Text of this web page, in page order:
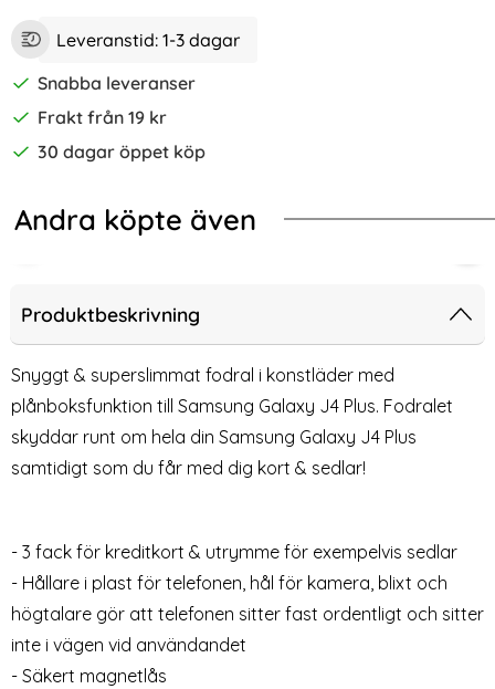
Leveranstid: 1-3 dagar
Snabba leveranser
Frakt från 19 kr
30 dagar öppet köp
Andra köpte även
- Vit
Galaxy J4 Plus Plånboksfodral - Vit
2-Pack Samsung Galaxy A50 -
Skärmskydd i Härdat Glas
Art. nr 10111
rea pris
49 kr tidigare pris
149 kr
Tillgänglighet:
Lagervara
Köp
Samsung Galaxy A50 - Skärmskydd i Härdat Glas
2-Pack Samsung Galaxy A50 -
2-Pack Samsung Galaxy A10 -
Skärmskydd i Härdat Glas
Art. nr 10105
2-Pack Samsung Galaxy A10 -
2-
Produktbeskrivning
Snyggt & superslimmat fodral i konstläder med
plånboksfunktion till Samsung Galaxy J4 Plus. Fodralet
skyddar runt om hela din Samsung Galaxy J4 Plus
samtidigt som du får med dig kort & sedlar!
- 3 fack för kreditkort & utrymme för exempelvis sedlar
- Hållare i plast för telefonen, hål för kamera, blixt och
högtalare gör att telefonen sitter fast ordentligt och sitter
inte i vägen vid användandet
- Säkert magnetlås